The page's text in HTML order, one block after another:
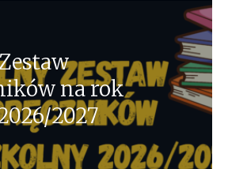
na rok
2027